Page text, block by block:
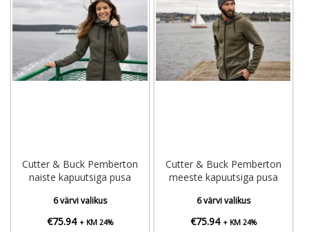
Cutter & Buck Pemberton
naiste kapuutsiga pusa
6 värvi valikus
€75.94 + KM 24%
Cutter & Buck Pemberton
meeste kapuutsiga pusa
6 värvi valikus
€75.94 + KM 24%